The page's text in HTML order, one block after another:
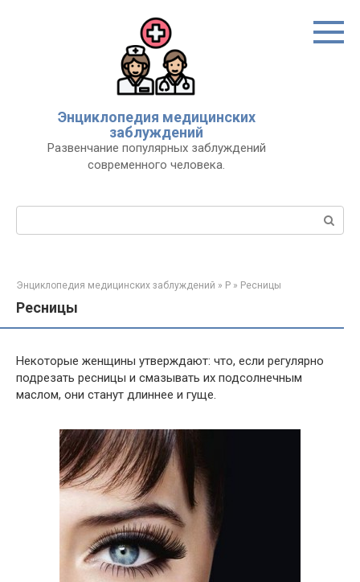
Энциклопедия медицинских
заблуждений
Развенчание популярных заблуждений
современного человека.
Поиск:
Энциклопедия медицинских заблуждений » Р » Ресницы
Ресницы
Некоторые женщины утверждают: что, если регулярно
подрезать ресницы и смазывать их подсолнечным
маслом, они станут длиннее и гуще.